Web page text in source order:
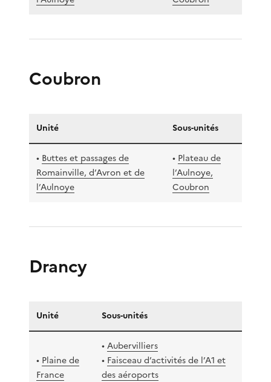
Coubron
Unité Sous-unités
• Buttes et passages de
Romainville, d’Avron et de
l’Aulnoye
• Plateau de
l’Aulnoye,
Coubron
Drancy
Unité Sous-unités
• Plaine de
France
•Aubervilliers
• Faisceau d’activités de l’A1 et
des aéroports